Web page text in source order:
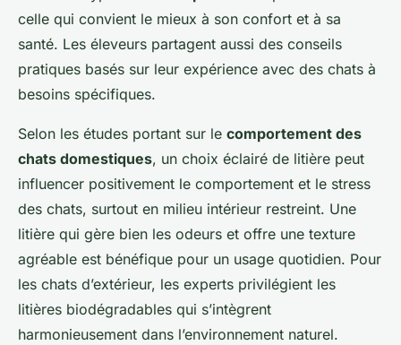
celle qui convient le mieux à son confort et à sa
santé. Les éleveurs partagent aussi des conseils
pratiques basés sur leur expérience avec des chats à
besoins spécifiques.
Selon les études portant sur le comportement des
chats domestiques, un choix éclairé de litière peut
influencer positivement le comportement et le stress
des chats, surtout en milieu intérieur restreint. Une
litière qui gère bien les odeurs et offre une texture
agréable est bénéfique pour un usage quotidien. Pour
les chats d’extérieur, les experts privilégient les
litières biodégradables qui s’intègrent
harmonieusement dans l’environnement naturel.